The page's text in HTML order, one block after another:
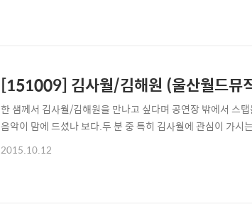
[151009] 김사월/김해원 (울산월드뮤
한 샘께서 김사월/김해원을 만나고 싶다며 공연장 밖에서 스
음악이 맘에 드셨나 보다.두 분 중 특히 김사월에 관심이 가
2015.10.12